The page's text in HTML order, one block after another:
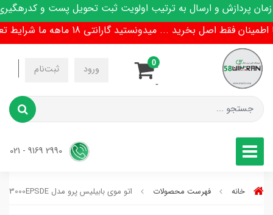
و ارسال به ترتیب اولویت ثبت تحویل پست و کدرهگیری
فقط اصل بخرید ... میدونستید گارانتی 18 ماهه ما شرایط تعویض هم داره !
ورود ثبت‌نام
-
-
0
خانه فهرست محصولات اتو موی بابیلیس پرو مدل BAB3000EPSDE